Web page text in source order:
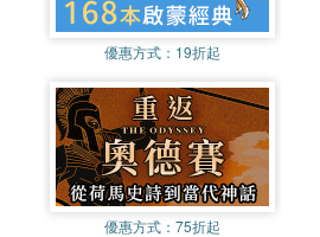
優惠方式： 19折起
優惠方式： 75折起